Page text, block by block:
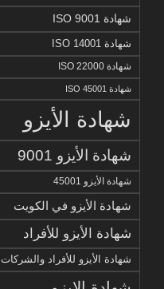
شهادة ISO 9001
شهادة ISO 14001
شهادة ISO 22000
شهادة ISO 45001
شهادة الأيزو
شهادة الأيزو 9001
شهادة الأيزو 45001
شهادة الأيزو في الكويت
شهادة الأيزو للأفراد
شهادة الأيزو للأفراد والشركات